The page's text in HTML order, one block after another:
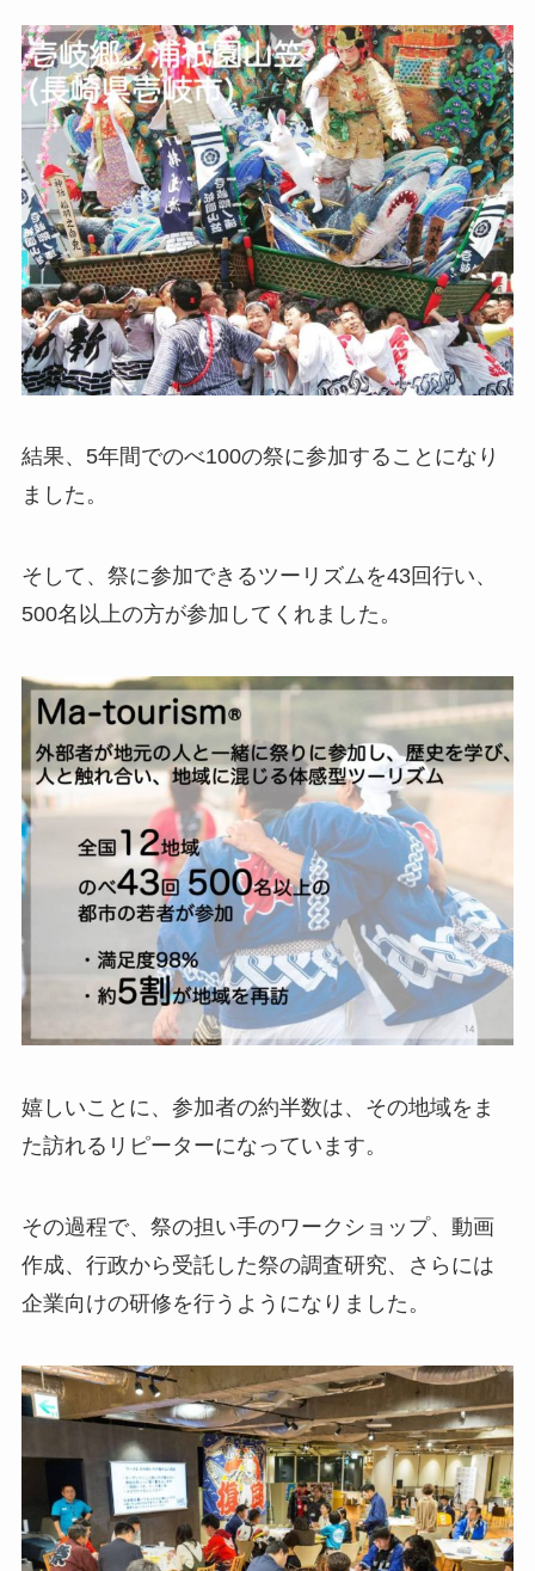
結果、5年間でのべ100の祭に参加することになり
ました。
そして、祭に参加できるツーリズムを43回行い、
500名以上の方が参加してくれました。
嬉しいことに、参加者の約半数は、その地域をま
た訪れるリピーターになっています。
その過程で、祭の担い手のワークショップ、動画
作成、行政から受託した祭の調査研究、さらには
企業向けの研修を行うようになりました。